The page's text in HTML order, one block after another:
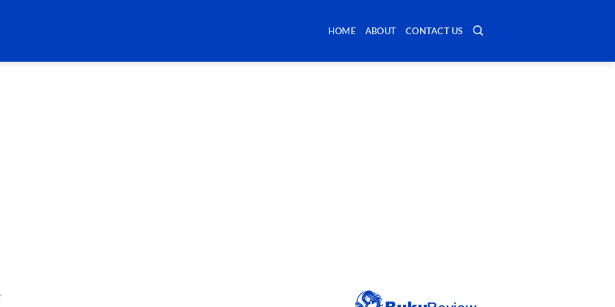
HOME ABOUT CONTACT US